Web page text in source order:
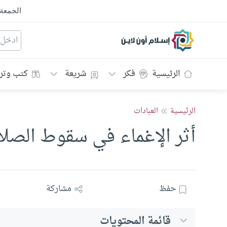
إسلام أون لاين
الرئيسية فكر شريعة كتب
الرئيسية العبادات
أثر الإغماء في سقوط
حفظ مشاركة
قائمة المحتويات